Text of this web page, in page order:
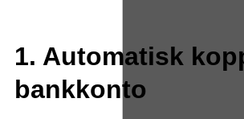
1. Automatisk
bankkonto